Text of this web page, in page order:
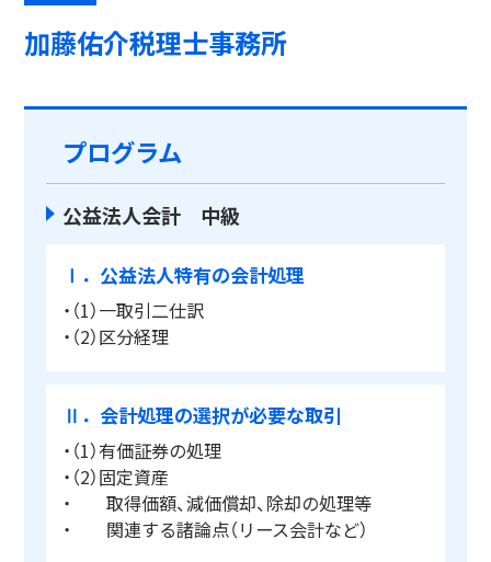
加藤佑介税理士事務所
プログラム
公益法人会計 中級
Ⅰ．公益法人特有の会計処理
・（1）一取引二仕訳
・（2）区分経理
Ⅱ．会計処理の選択が必要な取引
・（1）有価証券の処理
・（2）固定資産
・ 取得価額、減価償却、除却の処理等
・ 関連する諸論点（リース会計など）